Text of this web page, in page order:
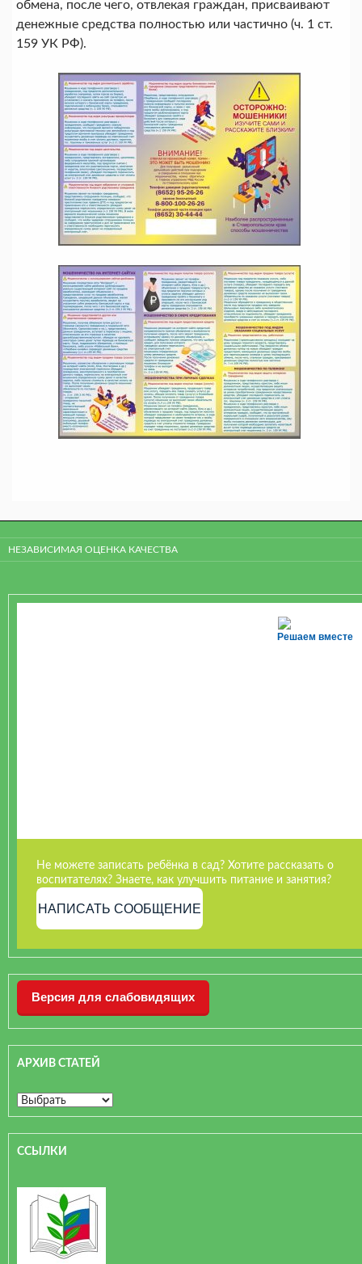
обмена, после чего, отвлекая граждан, присваивают
денежные средства полностью или частично (ч. 1 ст.
159 УК РФ).
НЕЗАВИСИМАЯ ОЦЕНКА КАЧЕСТВА
Решаем вместе
Не можете записать ребёнка в сад? Хотите рассказать о
воспитателях? Знаете, как улучшить питание и занятия?
НАПИСАТЬ СООБЩЕНИЕ
Версия для слабовидящих
АРХИВ СТАТЕЙ
ССЫЛКИ